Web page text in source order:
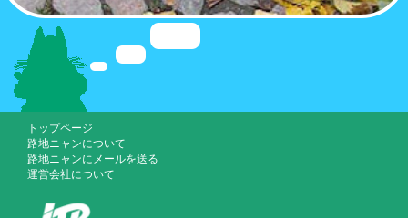
トップページ
路地ニャンについて
路地ニャンにメールを送る
運営会社について